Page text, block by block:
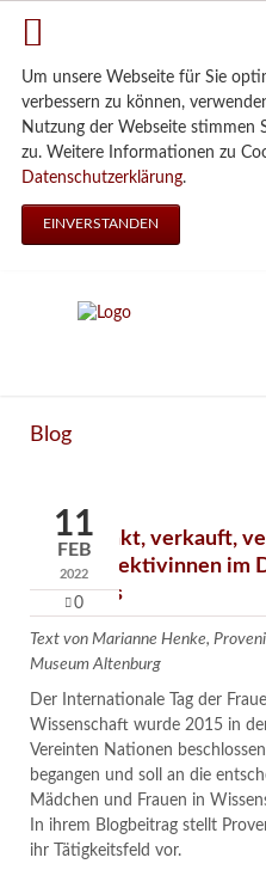
Um unsere Webseite für Sie
verbessern zu können,
Nutzung der Webseite stimmen
zu. Weitere Informationen zu
Datenschutzerklärung.
EINVERSTANDEN
Blog
11
FEB
2022
0
Verschenkt, verkauft,
Kunstdetektivinnen im
Museums
Text von Marianne Henke,
Museum Altenburg
Der Internationale Tag der
Wissenschaft wurde 2015 in
Vereinten Nationen
begangen und soll an die
Mädchen und Frauen in
In ihrem Blogbeitrag stellt
ihr Tätigkeitsfeld vor.